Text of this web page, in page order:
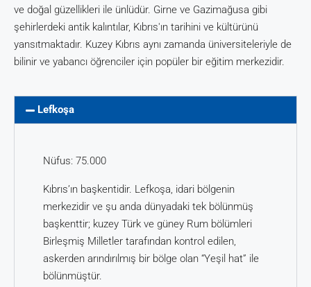
ve doğal güzellikleri ile ünlüdür. Girne ve Gazimağusa gibi
şehirlerdeki antik kalıntılar, Kıbrıs'ın tarihini ve kültürünü
yansıtmaktadır. Kuzey Kıbrıs aynı zamanda üniversiteleriyle de
bilinir ve yabancı öğrenciler için popüler bir eğitim merkezidir.
Lefkoşa
Nüfus: 75.000
Kıbrıs’ın başkentidir. Lefkoşa, idari bölgenin
merkezidir ve şu anda dünyadaki tek bölünmüş
başkenttir; kuzey Türk ve güney Rum bölümleri
Birleşmiş Milletler tarafından kontrol edilen,
askerden arındırılmış bir bölge olan “Yeşil hat” ile
bölünmüştür.